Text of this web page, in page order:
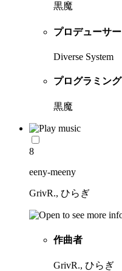
黒魔
プロデューサー
Diverse System
プログラミング
黒魔
8
eeny-meeny
GrivR., ひらぎ
作曲者
GrivR., ひらぎ